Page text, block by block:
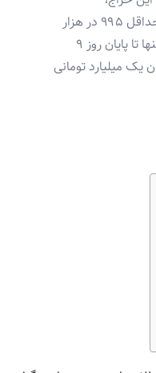
شمش‌های یک کیلویی با عیار حداقل ۹۹۵ در هزار
عرضه خواهد شد و متقاضیان تنها تا پایان روز ۹
یک میلیارد تومانی